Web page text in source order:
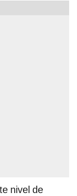
nivel de